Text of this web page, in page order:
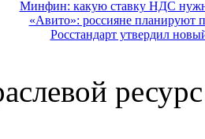
Минфин: какую ставку НДС
«Авито»: россияне планируют
Росстандарт утвердил